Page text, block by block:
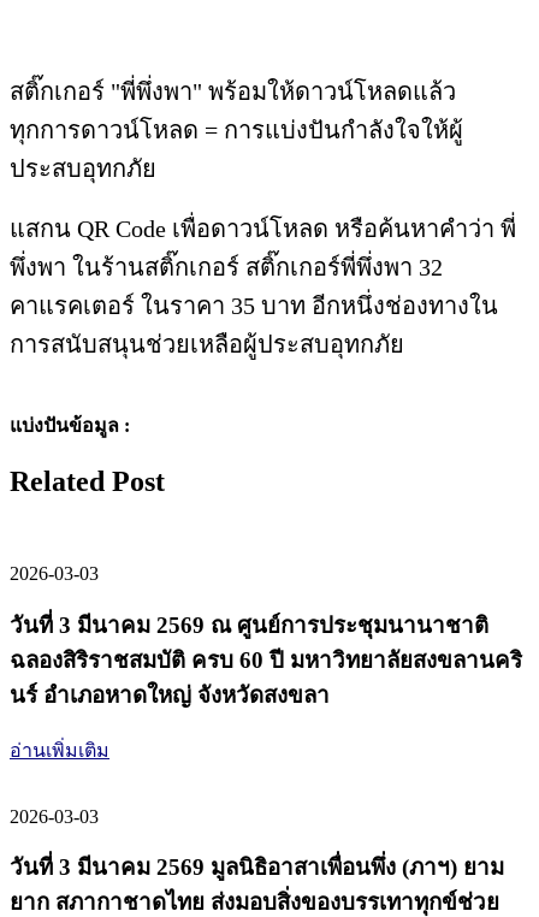
สติ๊กเกอร์ "พี่พึ่งพา" พร้อมให้ดาวน์โหลดแล้ว
ทุกการดาวน์โหลด = การแบ่งปันกำลังใจให้ผู้
ประสบอุทกภัย
แสกน QR Code เพื่อดาวน์โหลด หรือค้นหาคำว่า พี่
พึ่งพา ในร้านสติ๊กเกอร์ สติ๊กเกอร์พี่พึ่งพา 32
คาแรคเตอร์ ในราคา 35 บาท อีกหนึ่งช่องทางใน
การสนับสนุนช่วยเหลือผู้ประสบอุทกภัย
แบ่งปันข้อมูล :
Related Post
2026-03-03
วันที่ 3 มีนาคม 2569 ณ ศูนย์การประชุมนานาชาติ
ฉลองสิริราชสมบัติ ครบ 60 ปี มหาวิทยาลัยสงขลานคริ
นร์ อำเภอหาดใหญ่ จังหวัดสงขลา
อ่านเพิ่มเติม
2026-03-03
วันที่ 3 มีนาคม 2569 มูลนิธิอาสาเพื่อนพึ่ง (ภาฯ) ยาม
ยาก สภากาชาดไทย ส่งมอบสิ่งของบรรเทาทุกข์ช่วย